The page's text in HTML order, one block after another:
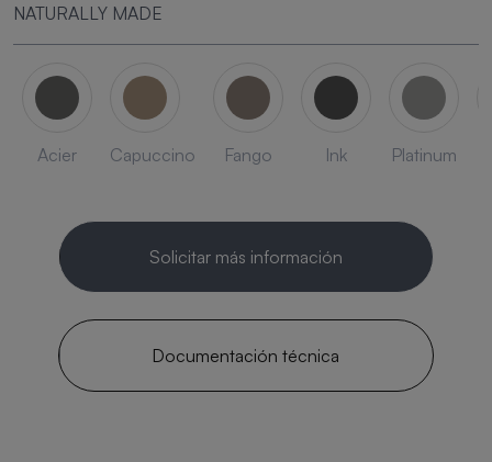
NATURALLY MADE
Acier Capuccino Fango Ink Platinum
Solicitar más información
Documentación técnica